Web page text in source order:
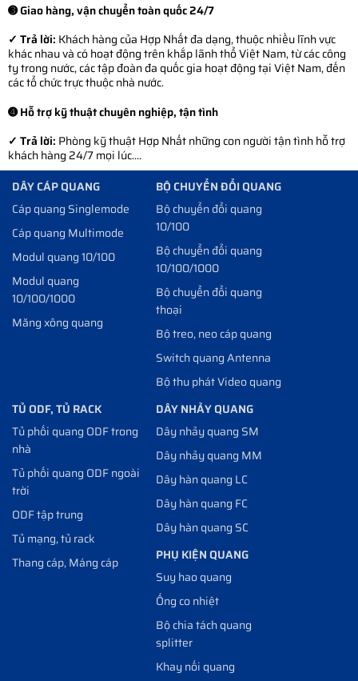
➌ Giao hàng, vận chuyển toàn quốc 24/7
✓ Trả lời: Khách hàng của Hợp Nhất đa dạng, thuộc nhiều lĩnh vực
khác nhau và có hoạt động trên khắp lãnh thổ Việt Nam, từ các công
ty trong nước, các tập đoàn đa quốc gia hoạt động tại Việt Nam, đến
các tổ chức trực thuộc nhà nước.
➍ Hỗ trợ kỹ thuật chuyên nghiệp, tận tình
✓ Trả lời: Phòng kỹ thuật Hợp Nhất những con người tận tình hỗ trợ
khách hàng 24/7 mọi lúc....
DÂY CÁP QUANG
Cáp quang Singlemode
Cáp quang Multimode
Modul quang 10/100
Modul quang
10/100/1000
Măng xông quang
BỘ CHUYỂN ĐỔI QUANG
Bộ chuyển đổi quang
10/100
Bộ chuyển đổi quang
10/100/1000
Bộ chuyển đổi quang
thoại
Bộ treo, neo cáp quang
Switch quang Antenna
Bộ thu phát Video quang
TỦ ODF, TỦ RACK
Tủ phối quang ODF trong
nhà
Tủ phối quang ODF ngoài
trời
ODF tập trung
Tủ mạng, tủ rack
Thang cáp, Máng cáp
DÂY NHẢY QUANG
Dây nhảy quang SM
Dây nhảy quang MM
Dây hàn quang LC
Dây hàn quang FC
Dây hàn quang SC
PHỤ KIỆN QUANG
Suy hao quang
Ống co nhiệt
Bộ chia tách quang
splitter
Khay nối quang